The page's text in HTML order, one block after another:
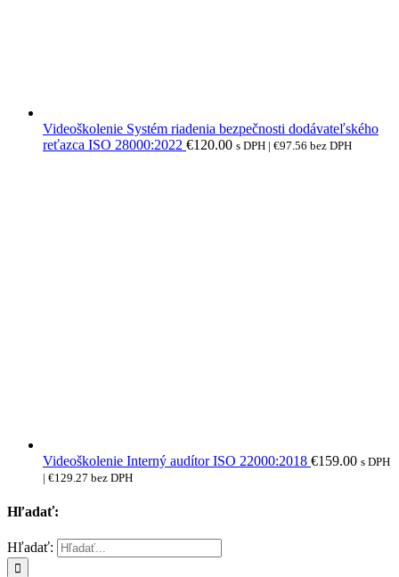
Videoškolenie Systém riadenia bezpečnosti dodávateľského
reťazca ISO 28000:2022 €120.00 s DPH | €97.56 bez DPH
Videoškolenie Interný audítor ISO 22000:2018 €159.00 s DPH
| €129.27 bez DPH
Hľadať:
Hľadať: